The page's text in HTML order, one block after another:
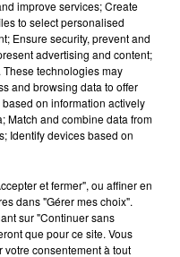
: UNE FEMME ET
LA...
feu après avoir
bébé de trois mois
improve services; Create
to select personalised
Ensure security, prevent and
advertising and content;
technologies may
and browsing data to offer
on information actively
Match and combine data from
Identify devices based on
et fermer", ou affiner en
dans "Gérer mes choix".
sur "Continuer sans
que pour ce site. Vous
votre consentement à tout